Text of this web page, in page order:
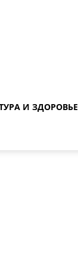
И ЗДОРОВЬЕ